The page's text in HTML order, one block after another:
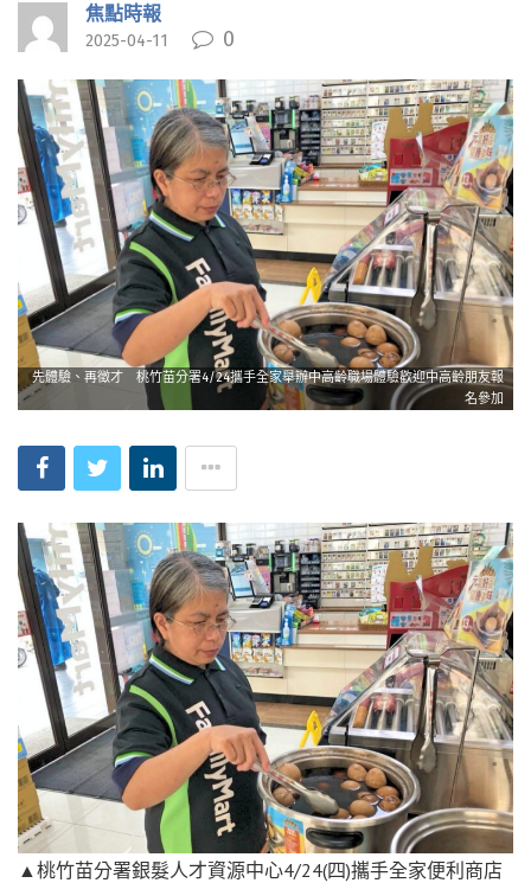
焦點時報
2025-04-11 0
先體驗、再徵才 桃竹苗分署4/24攜手全家舉辦中高齡職場體驗歡迎中高齡朋友報
名參加
▲桃竹苗分署銀髮人才資源中心4/24(四)攜手全家便利商店